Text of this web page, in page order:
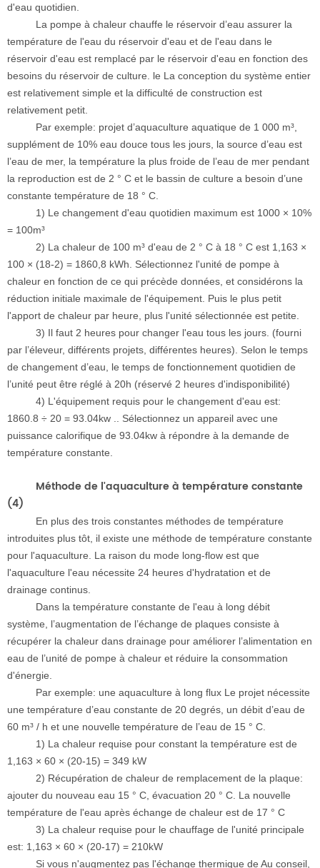
d'eau quotidien.
La pompe à chaleur chauffe le réservoir d’eau assurer la
température de l'eau du réservoir d'eau et de l'eau dans le
réservoir d'eau est remplacé par le réservoir d'eau en fonction des
besoins du réservoir de culture. le La conception du système entier
est relativement simple et la difficulté de construction est
relativement petit.
Par exemple: projet d’aquaculture aquatique de 1 000 m³,
supplément de 10% eau douce tous les jours, la source d’eau est
l’eau de mer, la température la plus froide de l’eau de mer pendant
la reproduction est de 2 ° C et le bassin de culture a besoin d’une
constante température de 18 ° C.
1) Le changement d'eau quotidien maximum est 1000 × 10%
= 100m³
2) La chaleur de 100 m³ d'eau de 2 ° C à 18 ° C est 1,163 ×
100 × (18-2) = 1860,8 kWh. Sélectionnez l'unité de pompe à
chaleur en fonction de ce qui précède données, et considérons la
réduction initiale maximale de l'équipement. Puis le plus petit
l'apport de chaleur par heure, plus l'unité sélectionnée est petite.
3) Il faut 2 heures pour changer l'eau tous les jours. (fourni
par l’éleveur, différents projets, différentes heures). Selon le temps
de changement d’eau, le temps de fonctionnement quotidien de
l’unité peut être réglé à 20h (réservé 2 heures d'indisponibilité)
4) L'équipement requis pour le changement d'eau est:
1860.8 ÷ 20 = 93.04kw .. Sélectionnez un appareil avec une
puissance calorifique de 93.04kw à répondre à la demande de
température constante.
Méthode de l'aquaculture à température constante
(4)
En plus des trois constantes méthodes de température
introduites plus tôt, il existe une méthode de température constante
pour l'aquaculture. La raison du mode long-flow est que
l'aquaculture l'eau nécessite 24 heures d'hydratation et de
drainage continus.
Dans la température constante de l'eau à long débit
système, l’augmentation de l’échange de plaques consiste à
récupérer la chaleur dans drainage pour améliorer l’alimentation en
eau de l’unité de pompe à chaleur et réduire la consommation
d'énergie.
Par exemple: une aquaculture à long flux Le projet nécessite
une température d’eau constante de 20 degrés, un débit d’eau de
60 m³ / h et une nouvelle température de l’eau de 15 ° C.
1) La chaleur requise pour constant la température est de
1,163 × 60 × (20-15) = 349 kW
2) Récupération de chaleur de remplacement de la plaque:
ajouter du nouveau eau 15 ° C, évacuation 20 ° C. La nouvelle
température de l'eau après échange de chaleur est de 17 ° C
3) La chaleur requise pour le chauffage de l'unité principale
est: 1,163 × 60 × (20-17) = 210kW
Si vous n'augmentez pas l'échange thermique de Au conseil,